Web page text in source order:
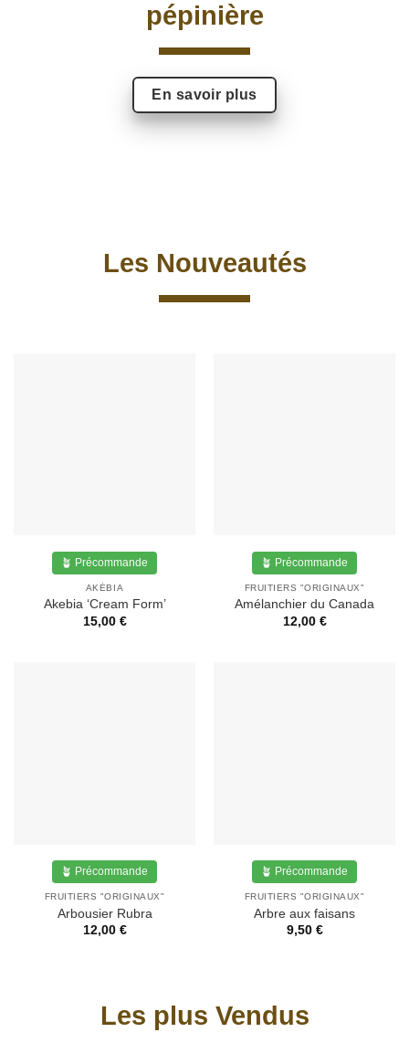
pépinière
En savoir plus
Les Nouveautés
🪴 Précommande
AKÉBIA
Akebia ‘Cream Form’
15,00 €
🪴 Précommande
FRUITIERS "ORIGINAUX"
Amélanchier du Canada
12,00 €
🪴 Précommande
FRUITIERS "ORIGINAUX"
Arbousier Rubra
12,00 €
🪴 Précommande
FRUITIERS "ORIGINAUX"
Arbre aux faisans
9,50 €
Les plus Vendus